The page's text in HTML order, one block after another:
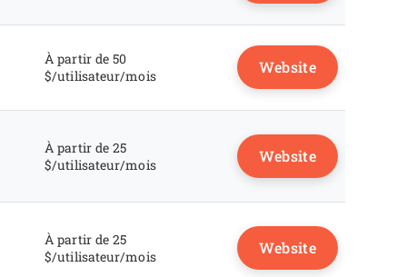
À partir de 50
$/utilisateur/mois
Website
À partir de 25
$/utilisateur/mois
Website
À partir de 25
$/utilisateur/mois
Website